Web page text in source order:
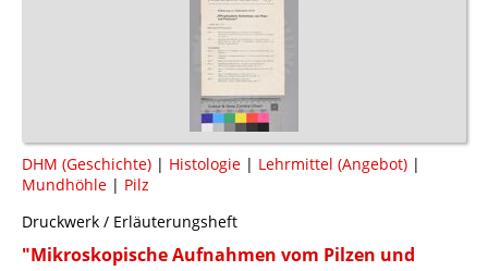
DHM (Geschichte) | Histologie | Lehrmittel (Angebot) |
Mundhöhle | Pilz
Druckwerk / Erläuterungsheft
"Mikroskopische Aufnahmen vom Pilzen und